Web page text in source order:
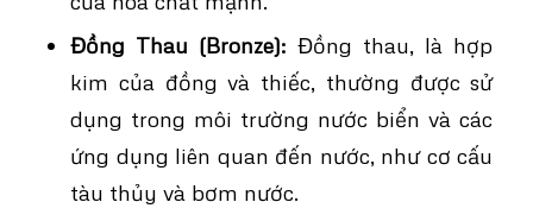
Đồng Thau (Bronze): Đồng thau, là hợp
kim của đồng và thiếc, thường được sử
dụng trong môi trường nước biển và các
ứng dụng liên quan đến nước, như cơ cấu
tàu thủy và bơm nước.